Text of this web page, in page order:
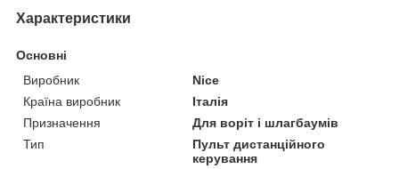
Характеристики
Основні
Виробник
Nice
Країна виробник
Італія
Призначення
Для воріт і шлагбаумів
Тип
Пульт дистанційного
керування